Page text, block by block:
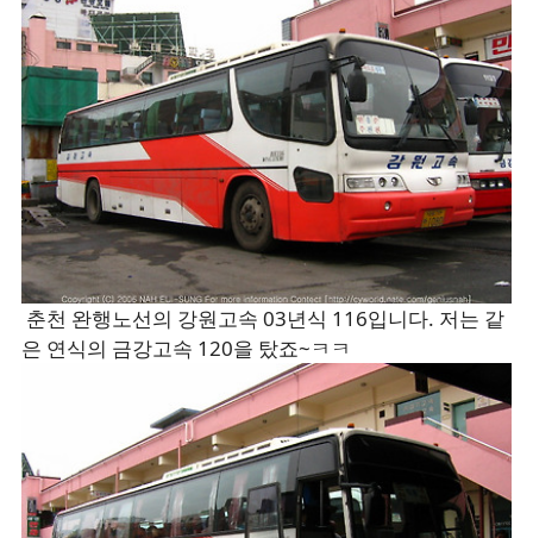
춘천 완행노선의 강원고속 03년식 116입니다. 저는 같
은 연식의 금강고속 120을 탔죠~ㅋㅋ